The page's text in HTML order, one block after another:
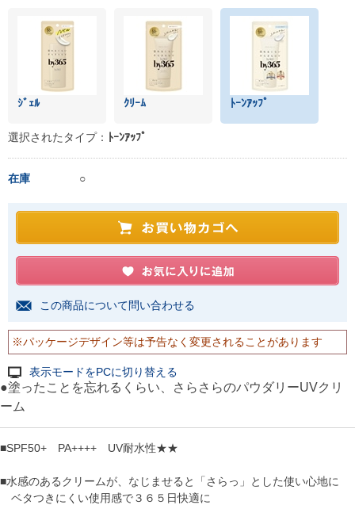
ｼﾞｪﾙ ｸﾘｰﾑ ﾄｰﾝｱｯﾌﾟ
選択されたタイプ： ﾄｰﾝｱｯﾌﾟ
在庫 ○
この商品について問い合わせる
※パッケージデザイン等は予告なく変更されることがあります
表示モードをPCに切り替える
●塗ったことを忘れるくらい、さらさらのパウダリーUVクリ
ーム
■SPF50+ PA++++ UV耐水性★★
■水感のあるクリームが、なじませると「さらっ」とした使い心地に
ベタつきにくい使用感で３６５日快適に